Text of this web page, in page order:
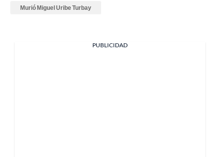
Murió Miguel Uribe Turbay
PUBLICIDAD